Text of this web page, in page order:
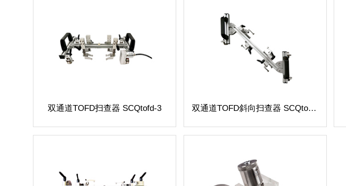
双通道TOFD扫查器 SCQtofd-3 双通道TOFD斜向扫查器 SCQtofd-4